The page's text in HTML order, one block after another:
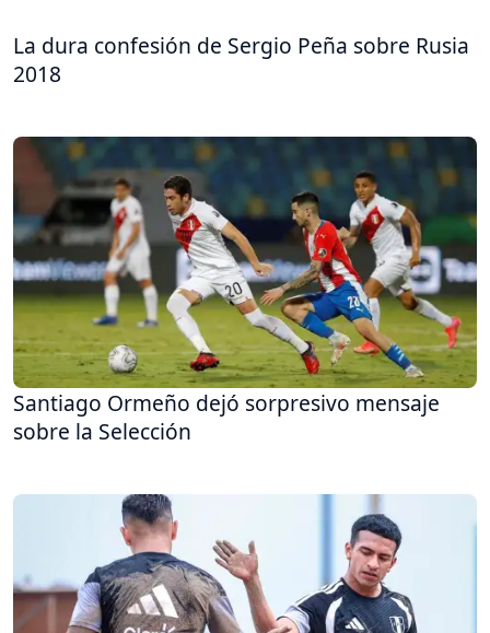
La dura confesión de Sergio Peña sobre Rusia
2018
Santiago Ormeño dejó sorpresivo mensaje
sobre la Selección